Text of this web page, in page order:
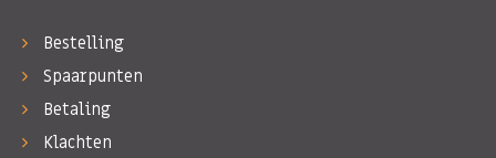
Bestelling
Spaarpunten
Betaling
Klachten